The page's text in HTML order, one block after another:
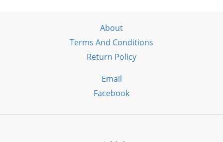
About
Terms And Conditions
Return Policy
Email
Facebook